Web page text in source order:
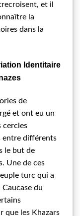
et il
la
dans la
Identitaire
de
et ont eu un
cercles
entre différents
le but de
Une de ces
turc qui a
du
que les Khazars